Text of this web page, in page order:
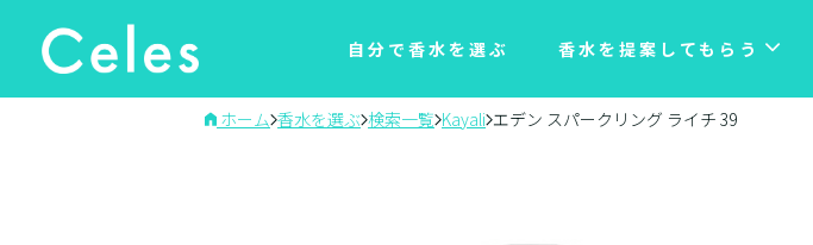
自分で香水を選ぶ 香水を提案してもらう
ホーム 香水を選ぶ 検索一覧 Kayali エデン スパークリング ライチ 39